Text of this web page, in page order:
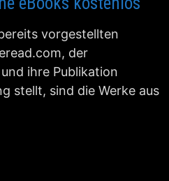
vorgestellten
der
ihre Publikation
stellt, sind die Werke aus